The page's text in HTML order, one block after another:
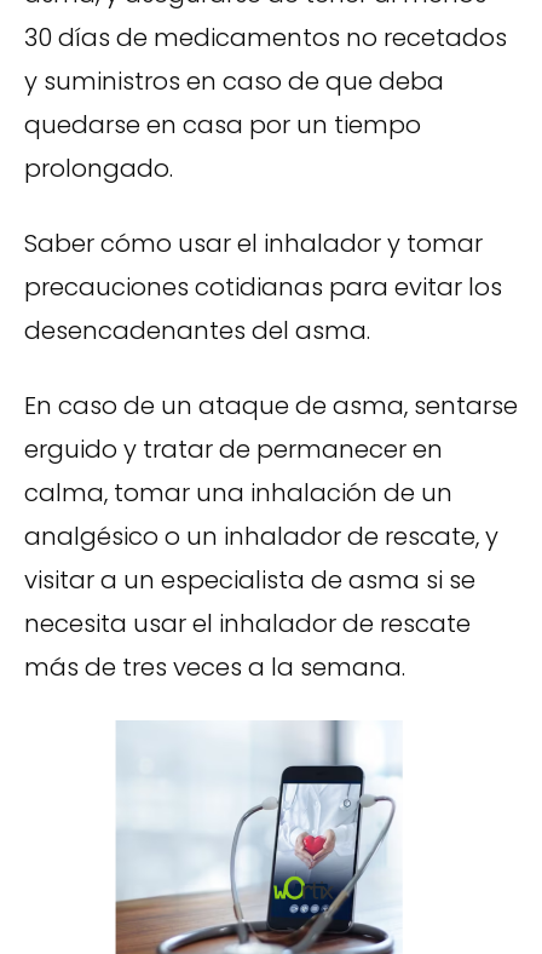
30 días de medicamentos no recetados
y suministros en caso de que deba
quedarse en casa por un tiempo
prolongado.
Saber cómo usar el inhalador y tomar
precauciones cotidianas para evitar los
desencadenantes del asma.
En caso de un ataque de asma, sentarse
erguido y tratar de permanecer en
calma, tomar una inhalación de un
analgésico o un inhalador de rescate, y
visitar a un especialista de asma si se
necesita usar el inhalador de rescate
más de tres veces a la semana.